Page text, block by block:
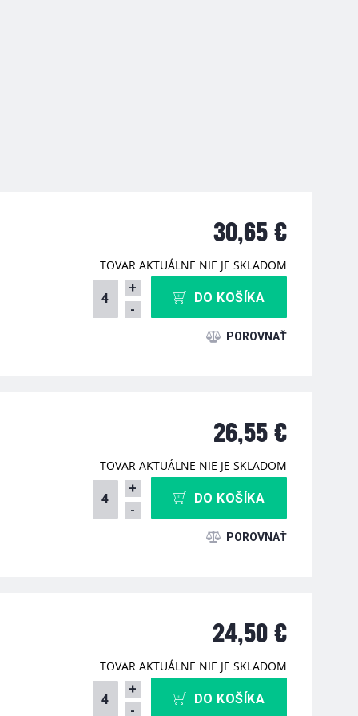
30,65 €
TOVAR AKTUÁLNE NIE JE SKLADOM
+
-
DO KOŠÍKA
26,55 €
TOVAR AKTUÁLNE NIE JE SKLADOM
+
-
DO KOŠÍKA
24,50 €
TOVAR AKTUÁLNE NIE JE SKLADOM
+
-
DO KOŠÍKA